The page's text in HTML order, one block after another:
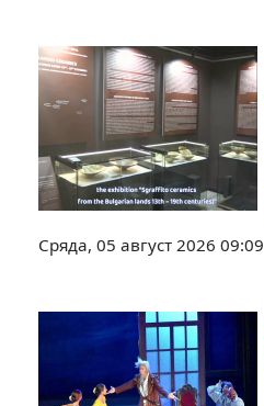
Сряда, 05 август 2026 09:09